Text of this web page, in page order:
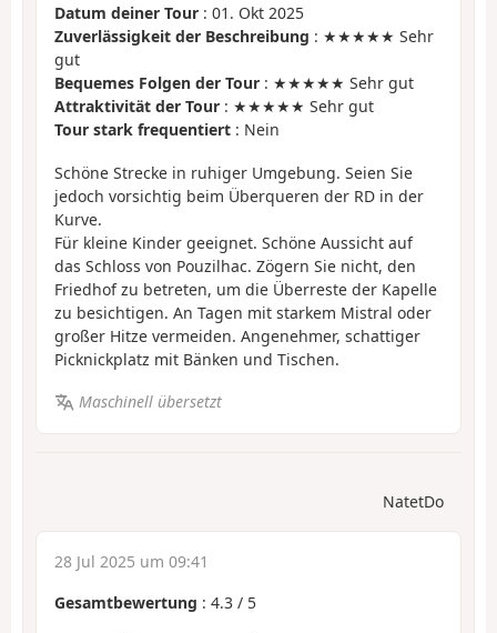
Datum deiner Tour : 01. Okt 2025
Zuverlässigkeit der Beschreibung : ★★★★★ Sehr
gut
Bequemes Folgen der Tour : ★★★★★ Sehr gut
Attraktivität der Tour : ★★★★★ Sehr gut
Tour stark frequentiert : Nein
Schöne Strecke in ruhiger Umgebung. Seien Sie
jedoch vorsichtig beim Überqueren der RD in der
Kurve.
Für kleine Kinder geeignet. Schöne Aussicht auf
das Schloss von Pouzilhac. Zögern Sie nicht, den
Friedhof zu betreten, um die Überreste der Kapelle
zu besichtigen. An Tagen mit starkem Mistral oder
großer Hitze vermeiden. Angenehmer, schattiger
Picknickplatz mit Bänken und Tischen.
Maschinell übersetzt
NatetDo
28 Jul 2025 um 09:41
Gesamtbewertung : 4.3 / 5